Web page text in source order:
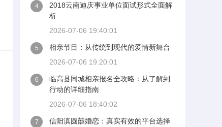
4
2018云南迪庆事业单位面试形式全面解
析
2026-07-06 19:40:01
5
相亲节目：从传统到现代的爱情新舞台
2026-07-06 19:20:01
6
临高县同城相亲报名全攻略：从了解到
行动的详细指南
2026-07-06 18:40:02
7
信阳滇圆囍婚恋：真实有效的平台选择